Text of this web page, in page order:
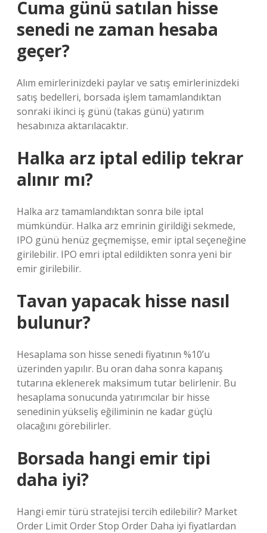
Cuma günü satılan hisse
senedi ne zaman hesaba
geçer?
Alım emirlerinizdeki paylar ve satış emirlerinizdeki
satış bedelleri, borsada işlem tamamlandıktan
sonraki ikinci iş günü (takas günü) yatırım
hesabınıza aktarılacaktır.
Halka arz iptal edilip tekrar
alınır mı?
Halka arz tamamlandıktan sonra bile iptal
mümkündür. Halka arz emrinin girildiği sekmede,
IPO günü henüz geçmemişse, emir iptal seçeneğine
girilebilir. IPO emri iptal edildikten sonra yeni bir
emir girilebilir.
Tavan yapacak hisse nasıl
bulunur?
Hesaplama son hisse senedi fiyatının %10’u
üzerinden yapılır. Bu oran daha sonra kapanış
tutarına eklenerek maksimum tutar belirlenir. Bu
hesaplama sonucunda yatırımcılar bir hisse
senedinin yükseliş eğiliminin ne kadar güçlü
olacağını görebilirler.
Borsada hangi emir tipi
daha iyi?
Hangi emir türü stratejisi tercih edilebilir? Market
Order Limit Order Stop Order Daha iyi fiyatlardan